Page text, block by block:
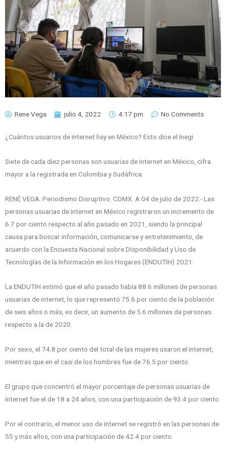
Rene Vega julio 4, 2022 4:17 pm No Comments
¿Cuántos usuarios de internet hay en México? Esto dice el Inegi
Siete de cada diez personas son usuarias de internet en México, cifra
mayor a la registrada en Colombia y Sudáfrica.
RENÉ VEGA: Periodismo Disruptivo. CDMX. A 04 de julio de 2022.- Las
personas usuarias de internet en México registraron un incremento de
6.7 por ciento respecto al año pasado en 2021, siendo la principal
causa para buscar información, comunicarse y entretenimiento, de
acuerdo con la Encuesta Nacional sobre Disponibilidad y Uso de
Tecnologías de la Información en los Hogares (ENDUTIH) 2021.
La ENDUTIH estimó que el año pasado había 88.6 millones de personas
usuarias de internet, lo que representó 75.6 por ciento de la población
de seis años o más, es decir, un aumento de 5.6 millones de personas
respecto a la de 2020.
Por sexo, el 74.8 por ciento del total de las mujeres usaron el internet,
mientras que en el casi de los hombres fue de 76.5 por ciento.
El grupo que concentró el mayor porcentaje de personas usuarias de
internet fue el de 18 a 24 años, con una participación de 93.4 por ciento.
Por el contrario, el menor uso de internet se registró en las personas de
55 y más años, con una participación de 42.4 por ciento.